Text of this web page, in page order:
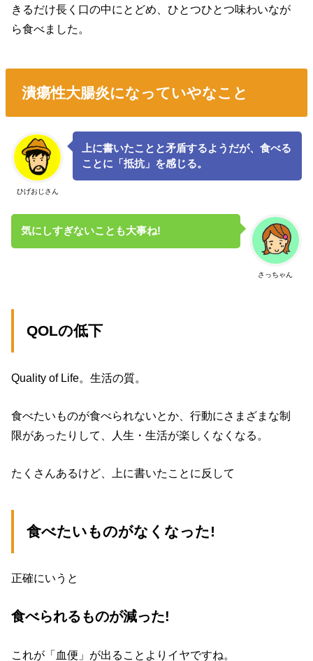
きるだけ長く口の中にとどめ、ひとつひとつ味わいなが
ら食べました。
潰瘍性大腸炎になっていやなこと
ひげおじさん
上に書いたことと矛盾するようだが、食べる
ことに「抵抗」を感じる。
さっちゃん
気にしすぎないことも大事ね!
QOLの低下
Quality of Life。生活の質。
食べたいものが食べられないとか、行動にさまざまな制
限があったりして、人生・生活が楽しくなくなる。
たくさんあるけど、上に書いたことに反して
食べたいものがなくなった!
正確にいうと
食べられるものが減った!
これが「血便」が出ることよりイヤですね。